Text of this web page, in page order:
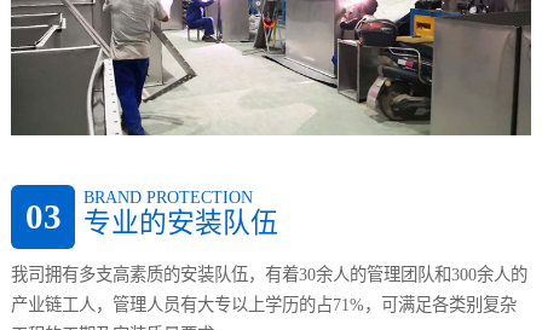
03 BRAND PROTECTION
专业的安装队伍
我司拥有多支高素质的安装队伍，有着30余人的管理团队和300余人的
产业链工人，管理人员有大专以上学历的占71%，可满足各类别复杂